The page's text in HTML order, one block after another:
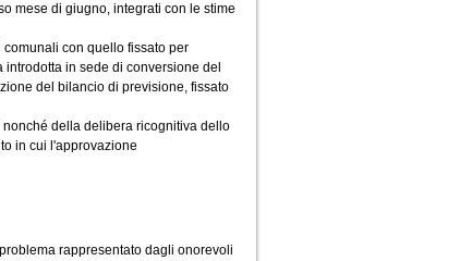
mese di giugno, integrati con le stime
con quello fissato per
in sede di conversione del
del bilancio di previsione, fissato
della delibera ricognitiva dello
in cui l'approvazione
rappresentato dagli onorevoli